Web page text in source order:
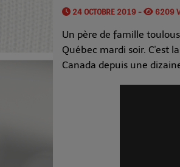
24 OCTOBRE 2019 - 6209
Un père de famille
Québec mardi soir. C'est
Canada depuis une